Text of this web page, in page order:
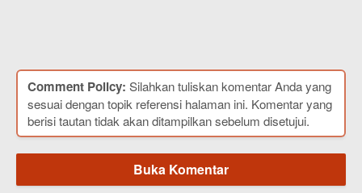
Comment Policy: Silahkan tuliskan komentar Anda yang
sesuai dengan topik referensi halaman ini. Komentar yang
berisi tautan tidak akan ditampilkan sebelum disetujui.
Buka Komentar